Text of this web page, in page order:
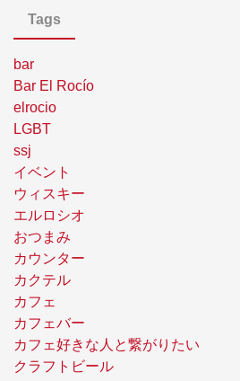
Tags
bar
Bar El Rocío
elrocio
LGBT
ssj
イベント
ウィスキー
エルロシオ
おつまみ
カウンター
カクテル
カフェ
カフェバー
カフェ好きな人と繋がりたい
クラフトビール